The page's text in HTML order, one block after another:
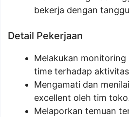
bekerja dengan
Detail Pekerjaan
Melakukan monitoring
time terhadap
Mengamati dan
excellent oleh tim
Melaporkan temuan